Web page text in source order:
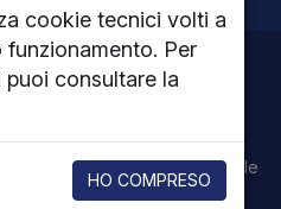
cookie tecnici volti a
Per
consultare la
HO COMPRESO
policy
P.IVA 05656701009 - R.E.A.
della Cultura che esercita le